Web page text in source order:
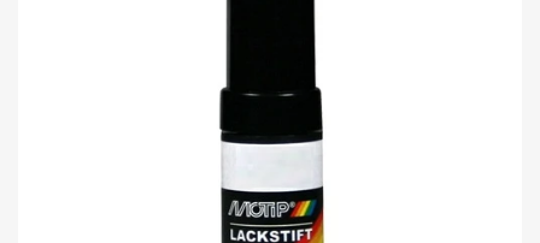
Biludstyr
EV Udstyr
Maling